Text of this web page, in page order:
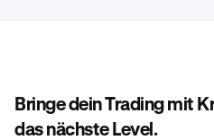
Bringe dein Trading mit
das nächste Level.